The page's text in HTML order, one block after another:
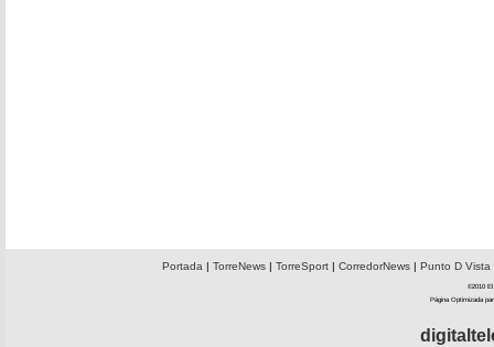
Portada | TorreNews| TorreSport| CorredorNews| Punto D Vista
©2010 El
Página Optimizada